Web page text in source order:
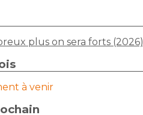
plus on sera forts (2026)
à venir